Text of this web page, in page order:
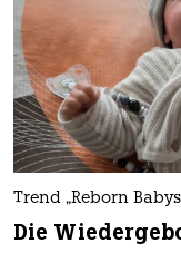
Trend „Reborn
Die